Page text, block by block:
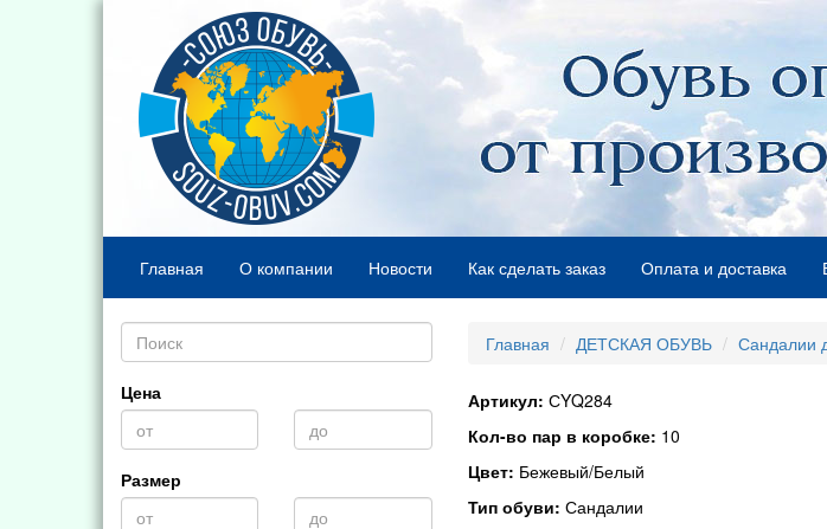
Главная О компании Новости Как сделать заказ Оплата и доставка
Цена
Размер
Главная ДЕТСКАЯ ОБУВЬ Сандалии
Артикул: СYQ284
Кол-во пар в коробке: 10
Цвет: Бежевый/Белый
Тип обуви: Сандалии